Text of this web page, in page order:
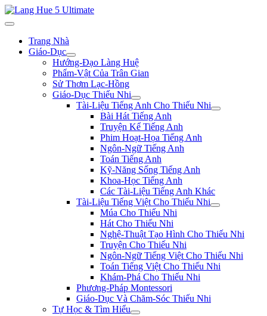
Trang Nhà
Giáo-Dục
Hướng-Đạo Làng Huệ
Phẩm-Vật Của Trân Gian
Sử Thơm Lạc-Hồng
Giáo-Dục Thiếu Nhi
Tài-Liệu Tiếng Anh Cho Thiếu Nhi
Bài Hát Tiếng Anh
Truyện Kể Tiếng Anh
Phim Hoạt-Họa Tiếng Anh
Ngôn-Ngữ Tiếng Anh
Toán Tiếng Anh
Kỹ-Năng Sống Tiếng Anh
Khoa-Học Tiếng Anh
Các Tài-Liệu Tiếng Anh Khác
Tài-Liệu Tiếng Việt Cho Thiếu Nhi
Múa Cho Thiếu Nhi
Hát Cho Thiếu Nhi
Nghệ-Thuật Tạo Hình Cho Thiếu Nhi
Truyện Cho Thiếu Nhi
Ngôn-Ngữ Tiếng Việt Cho Thiếu Nhi
Toán Tiếng Việt Cho Thiếu Nhi
Khám-Phá Cho Thiếu Nhi
Phương-Pháp Montessori
Giáo-Dục Và Chăm-Sóc Thiếu Nhi
Tự Học & Tìm Hiểu